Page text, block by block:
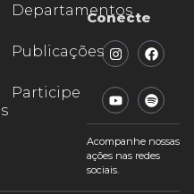
Departamentos
Publicações
Participe
Conecte
Acompanhe nossas
ações nas redes
sociais.